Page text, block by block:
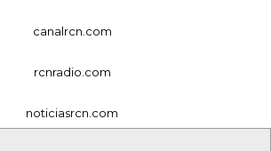
canalrcn.com
rcnradio.com
noticiasrcn.com